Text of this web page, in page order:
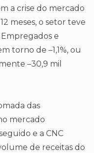
a crise do mercado
meses, o setor teve
e
torno de –1,1%, ou
–30,9 mil
das
mercado
e a CNC
de receitas do